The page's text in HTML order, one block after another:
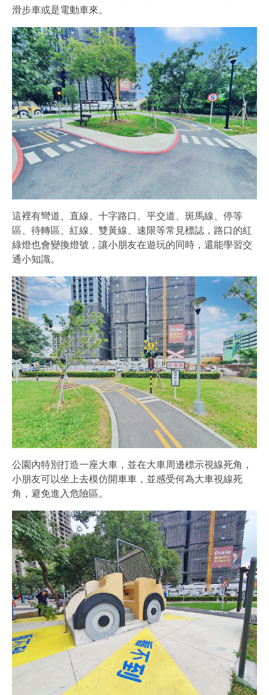
滑步車或是電動車來。
這裡有彎道、直線、十字路口、平交道、斑馬線、停等
區、待轉區、紅線、雙黃線、速限等常見標誌，路口的紅
綠燈也會變換燈號，讓小朋友在遊玩的同時，還能學習交
通小知識。
公園內特別打造一座大車，並在大車周邊標示視線死角，
小朋友可以坐上去模仿開車車，並感受何為大車視線死
角，避免進入危險區。